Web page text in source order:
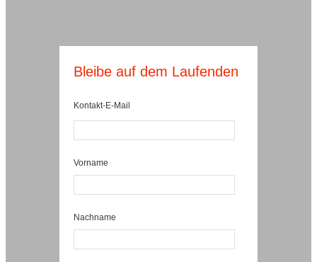
Bleibe auf dem Laufenden
Kontakt-E-Mail
Vorname
Nachname